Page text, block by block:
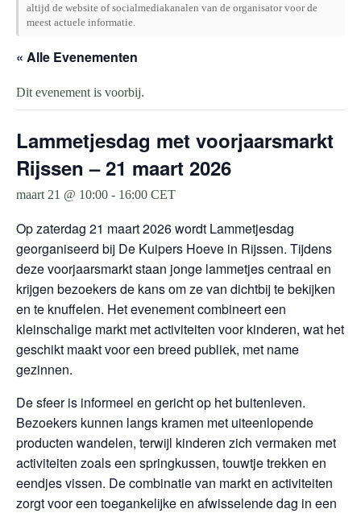
altijd de website of socialmediakanalen van de organisator voor de
meest actuele informatie.
« Alle Evenementen
Dit evenement is voorbij.
Lammetjesdag met voorjaarsmarkt
Rijssen – 21 maart 2026
maart 21 @ 10:00 - 16:00 CET
Op zaterdag 21 maart 2026 wordt Lammetjesdag
georganiseerd bij De Kuipers Hoeve in Rijssen. Tijdens
deze voorjaarsmarkt staan jonge lammetjes centraal en
krijgen bezoekers de kans om ze van dichtbij te bekijken
en te knuffelen. Het evenement combineert een
kleinschalige markt met activiteiten voor kinderen, wat het
geschikt maakt voor een breed publiek, met name
gezinnen.
De sfeer is informeel en gericht op het buitenleven.
Bezoekers kunnen langs kramen met uiteenlopende
producten wandelen, terwijl kinderen zich vermaken met
activiteiten zoals een springkussen, touwtje trekken en
eendjes vissen. De combinatie van markt en activiteiten
zorgt voor een toegankelijke en afwisselende dag in een